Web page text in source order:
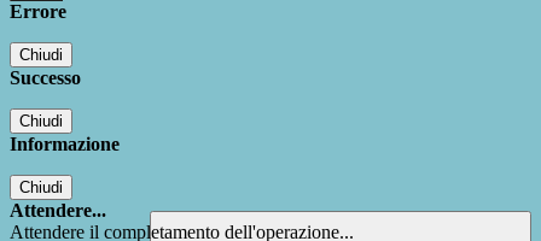
Errore
Chiudi
Successo
Chiudi
Informazione
Chiudi
Attendere...
Attendere il completamento dell'operazione...